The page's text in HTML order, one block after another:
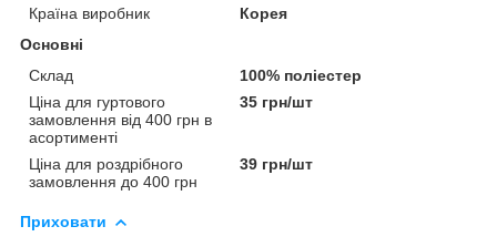
Країна виробник
Корея
Основні
Склад
100% поліестер
Ціна для гуртового
замовлення від 400 грн в
асортименті
35 грн/шт
Ціна для роздрібного
замовлення до 400 грн
39 грн/шт
Приховати